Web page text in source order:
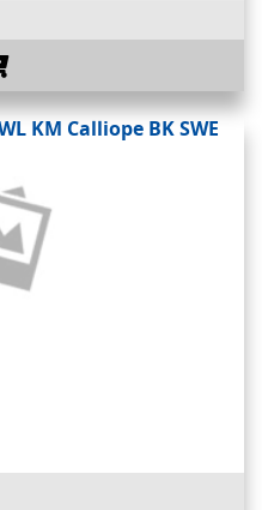
KM Calliope BK SWE